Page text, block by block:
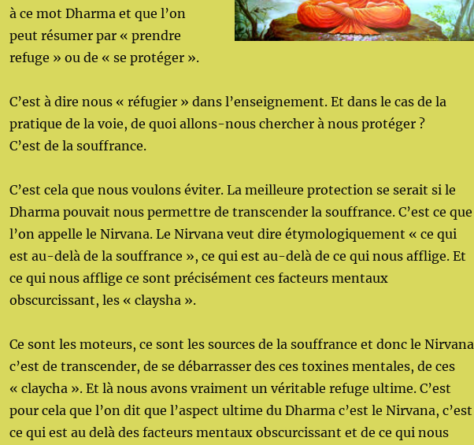
à ce mot Dharma et que l’on
peut résumer par « prendre
refuge » ou de « se protéger ».
C’est à dire nous « réfugier » dans l’enseignement. Et dans le cas de la
pratique de la voie, de quoi allons-nous chercher à nous protéger ?
C’est de la souffrance.
C’est cela que nous voulons éviter. La meilleure protection se serait si le
Dharma pouvait nous permettre de transcender la souffrance. C’est ce que
l’on appelle le Nirvana. Le Nirvana veut dire étymologiquement « ce qui
est au-delà de la souffrance », ce qui est au-delà de ce qui nous afflige. Et
ce qui nous afflige ce sont précisément ces facteurs mentaux
obscurcissant, les « claysha ».
Ce sont les moteurs, ce sont les sources de la souffrance et donc le Nirvana
c’est de transcender, de se débarrasser des ces toxines mentales, de ces
« claycha ». Et là nous avons vraiment un véritable refuge ultime. C’est
pour cela que l’on dit que l’aspect ultime du Dharma c’est le Nirvana, c’est
ce qui est au delà des facteurs mentaux obscurcissant et de ce qui nous